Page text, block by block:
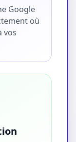
Google
où
vos